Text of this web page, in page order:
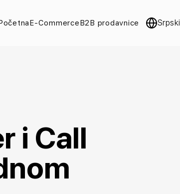
E-CommerceB2B prodavnice Srpski
i Call